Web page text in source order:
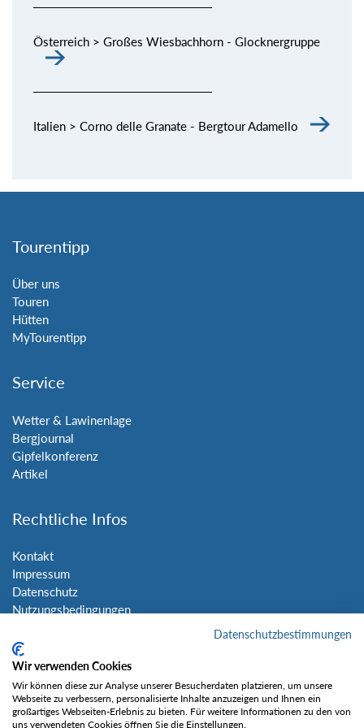
Österreich > Großes Wiesbachhorn - Glocknergruppe
Italien > Corno delle Granate - Bergtour Adamello
Tourentipp
Über uns
Touren
Hütten
MyTourentipp
Service
Wetter & Lawinenlage
Bergjournal
Gipfelkonferenz
Artikel
Rechtliche Infos
Kontakt
Impressum
Datenschutz
Nutzungsbedingungen
Social Media
Datenschutzbestimmungen
Wir verwenden Cookies
Wir können diese zur Analyse unserer Besucherdaten platzieren, um unsere
Webseite zu verbessern, personalisierte Inhalte anzuzeigen und Ihnen ein
großartiges Webseiten-Erlebnis zu bieten. Für weitere Informationen zu den von
uns verwendeten Cookies öffnen Sie die Einstellungen.